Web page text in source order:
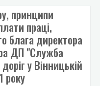
принципи
праці,
блага директора
ДП "Служба
у Вінницькій
року